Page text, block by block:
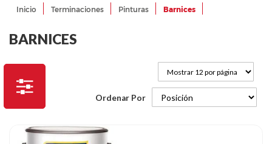
Inicio Terminaciones Pinturas Barnices
BARNICES
Ordenar Por